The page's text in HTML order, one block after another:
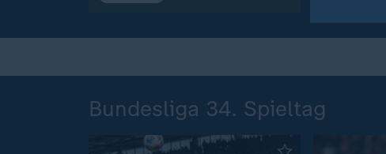
Bundesliga 34. Spieltag